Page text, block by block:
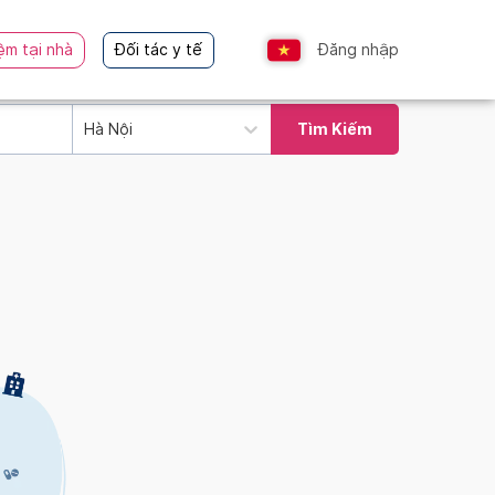
tại nhà Đối tác y tế Đăng nhập
Hà Nội Tìm Kiếm